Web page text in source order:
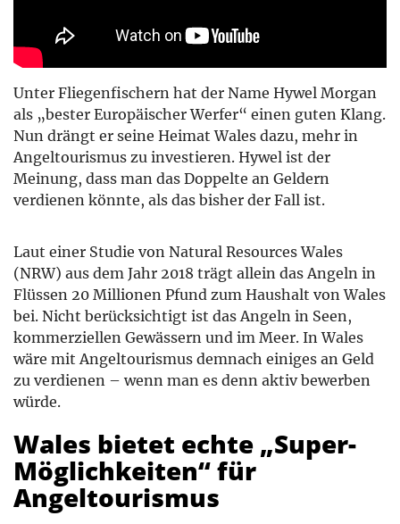
Unter Fliegenfischern hat der Name Hywel Morgan
als „bester Europäischer Werfer“ einen guten Klang.
Nun drängt er seine Heimat Wales dazu, mehr in
Angeltourismus zu investieren. Hywel ist der
Meinung, dass man das Doppelte an Geldern
verdienen könnte, als das bisher der Fall ist.
Laut einer Studie von Natural Resources Wales
(NRW) aus dem Jahr 2018 trägt allein das Angeln in
Flüssen 20 Millionen Pfund zum Haushalt von Wales
bei. Nicht berücksichtigt ist das Angeln in Seen,
kommerziellen Gewässern und im Meer. In Wales
wäre mit Angeltourismus demnach einiges an Geld
zu verdienen – wenn man es denn aktiv bewerben
würde.
Wales bietet echte „Super-
Möglichkeiten“ für
Angeltourismus